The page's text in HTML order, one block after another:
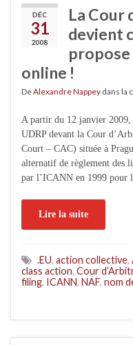
DÉC
31
2008
La Cour
devient
propose
online !
DeAlexandre Nappey dans la
A partir du 12 janvier 2009,
UDRP devant la Cour
Court – CAC) située à
alternatif de règlement des
par l’ICANN en 1999 pour
Lire la suite
.EU, action collective,
class action, Cour
filing, ICANN, NAF, nom